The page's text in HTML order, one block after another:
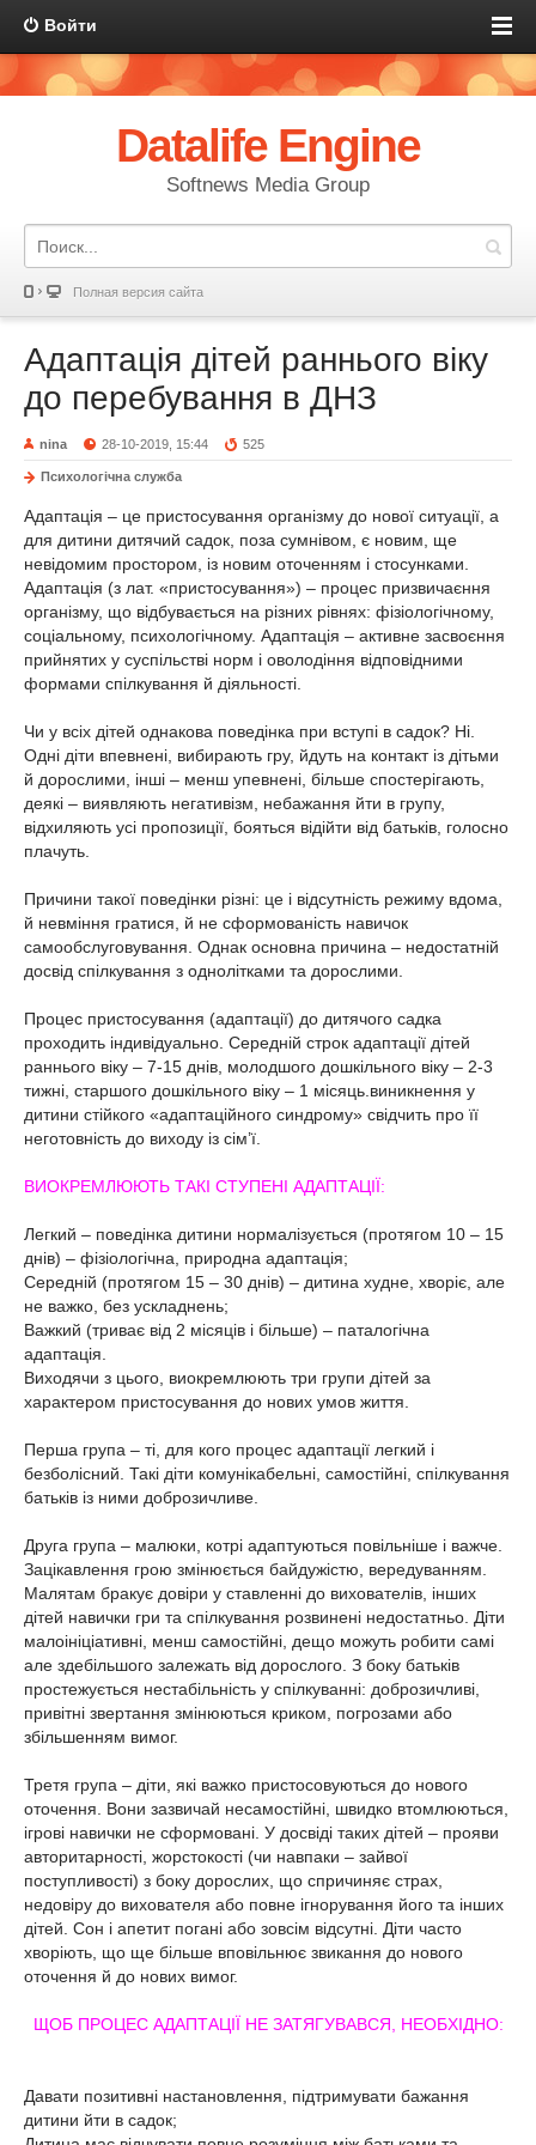
Войти
Datalife Engine
Softnews Media Group
Полная версия сайта
Адаптація дітей раннього віку
до перебування в ДНЗ
nina 28-10-2019, 15:44 525
Психологічна служба
Адаптація – це пристосування організму до нової ситуації, а
для дитини дитячий садок, поза сумнівом, є новим, ще
невідомим простором, із новим оточенням і стосунками.
Адаптація (з лат. «пристосування») – процес призвичаєння
організму, що відбувається на різних рівнях: фізіологічному,
соціальному, психологічному. Адаптація – активне засвоєння
прийнятих у суспільстві норм і оволодіння відповідними
формами спілкування й діяльності.
Чи у всіх дітей однакова поведінка при вступі в садок? Ні.
Одні діти впевнені, вибирають гру, йдуть на контакт із дітьми
й дорослими, інші – менш упевнені, більше спостерігають,
деякі – виявляють негативізм, небажання йти в групу,
відхиляють усі пропозиції, бояться відійти від батьків, голосно
плачуть.
Причини такої поведінки різні: це і відсутність режиму вдома,
й невміння гратися, й не сформованість навичок
самообслуговування. Однак основна причина – недостатній
досвід спілкування з однолітками та дорослими.
Процес пристосування (адаптації) до дитячого садка
проходить індивідуально. Середній строк адаптації дітей
раннього віку – 7-15 днів, молодшого дошкільного віку – 2-3
тижні, старшого дошкільного віку – 1 місяць.виникнення у
дитини стійкого «адаптаційного синдрому» свідчить про її
неготовність до виходу із сім’ї.
ВИОКРЕМЛЮЮТЬ ТАКІ СТУПЕНІ АДАПТАЦІЇ:
Легкий – поведінка дитини нормалізується (протягом 10 – 15
днів) – фізіологічна, природна адаптація;
Середній (протягом 15 – 30 днів) – дитина худне, хворіє, але
не важко, без ускладнень;
Важкий (триває від 2 місяців і більше) – паталогічна
адаптація.
Виходячи з цього, виокремлюють три групи дітей за
характером пристосування до нових умов життя.
Перша група – ті, для кого процес адаптації легкий і
безболісний. Такі діти комунікабельні, самостійні, спілкування
батьків із ними доброзичливе.
Друга група – малюки, котрі адаптуються повільніше і важче.
Зацікавлення грою змінюється байдужістю, вередуванням.
Малятам бракує довіри у ставленні до вихователів, інших
дітей навички гри та спілкування розвинені недостатньо. Діти
малоініціативні, менш самостійні, дещо можуть робити самі
але здебільшого залежать від дорослого. З боку батьків
простежується нестабільність у спілкуванні: доброзичливі,
привітні звертання змінюються криком, погрозами або
збільшенням вимог.
Третя група – діти, які важко пристосовуються до нового
оточення. Вони зазвичай несамостійні, швидко втомлюються,
ігрові навички не сформовані. У досвіді таких дітей – прояви
авторитарності, жорстокості (чи навпаки – зайвої
поступливості) з боку дорослих, що спричиняє страх,
недовіру до вихователя або повне ігнорування його та інших
дітей. Сон і апетит погані або зовсім відсутні. Діти часто
хворіють, що ще більше вповільнює звикання до нового
оточення й до нових вимог.
ЩОБ ПРОЦЕС АДАПТАЦІЇ НЕ ЗАТЯГУВАВСЯ, НЕОБХІДНО:
Давати позитивні настановлення, підтримувати бажання
дитини йти в садок;